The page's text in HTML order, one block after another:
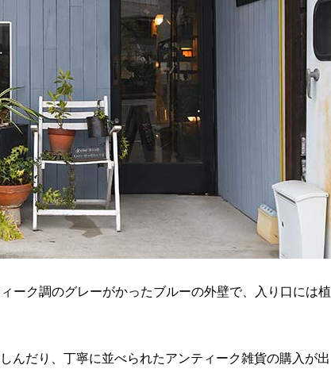
ーク調のグレーがかったブルーの外壁で、入り口には植
んだり、丁寧に並べられたアンティーク雑貨の購入が出